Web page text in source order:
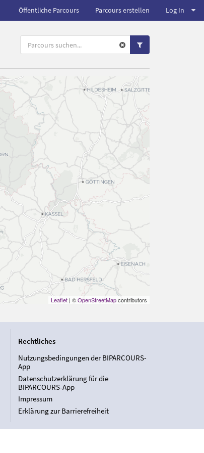
Öffentliche Parcours Parcours erstellen Log In
Leaflet| ©OpenStreetMapcontributors
Rechtliches
Nutzungsbedingungen der BIPARCOURS-
App
Datenschutzerklärung für die
BIPARCOURS-App
Impressum
Erklärung zur Barrierefreiheit